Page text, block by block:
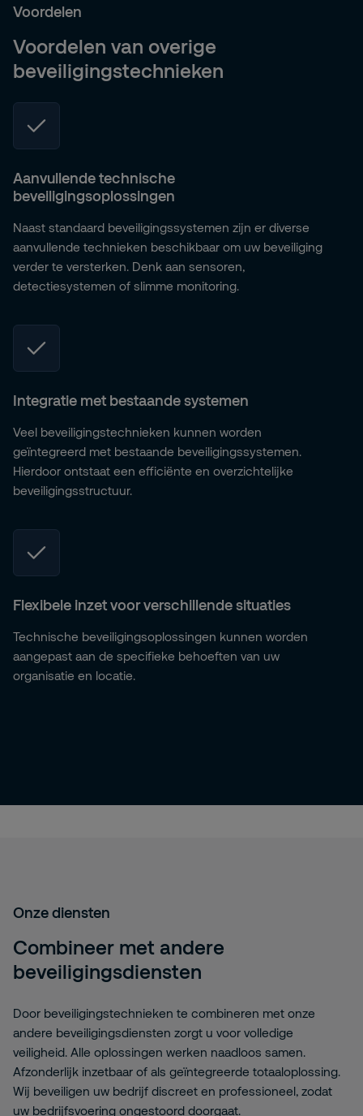
Voordelen
Voordelen van overige
beveiligingstechnieken
Aanvullende technische
beveiligingsoplossingen
Naast standaard beveiligingssystemen zijn er diverse
aanvullende technieken beschikbaar om uw beveiliging
verder te versterken. Denk aan sensoren,
detectiesystemen of slimme monitoring.
Integratie met bestaande systemen
Veel beveiligingstechnieken kunnen worden
geïntegreerd met bestaande beveiligingssystemen.
Hierdoor ontstaat een efficiënte en overzichtelijke
beveiligingsstructuur.
Flexibele inzet voor verschillende situaties
Technische beveiligingsoplossingen kunnen worden
aangepast aan de specifieke behoeften van uw
organisatie en locatie.
Onze diensten
Combineer met andere
beveiligingsdiensten
Door beveiligingstechnieken te combineren met onze
andere beveiligingsdiensten zorgt u voor volledige
veiligheid. Alle oplossingen werken naadloos samen.
Afzonderlijk inzetbaar of als geïntegreerde totaaloplossing.
Wij beveiligen uw bedrijf discreet en professioneel, zodat
uw bedrijfsvoering ongestoord doorgaat.